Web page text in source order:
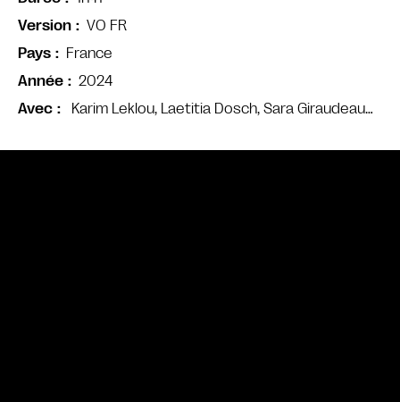
Avec Karim Leklou, Laetitia Dosch, Sara Giraudeau…
Version
VO FR
Pays
France
Année
2024